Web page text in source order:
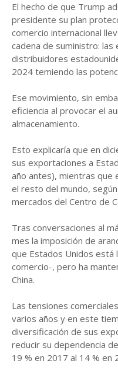
El hecho de que Trump
presidente su plan
comercio internacional
cadena de suministro: las
distribuidores
2024 temiendo las
Ese movimiento, sin
eficiencia al provocar el
almacenamiento.
Esto explicaría que en
sus exportaciones a
año antes), mientras que
el resto del mundo,
mercados del Centro de
Tras conversaciones al
mes la imposición de
que Estados Unidos está
comercio-, pero ha
China.
Las tensiones
varios años y en este
diversificación de sus
reducir su dependencia
19 % en 2017 al 14 % en